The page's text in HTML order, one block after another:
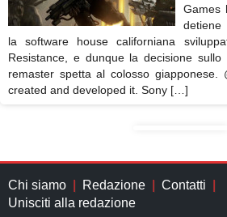
Games
la software house californiana
Resistance, e dunque la decisione sullo
remaster spetta al colosso giapponese.
created and developed it. Sony […]
Chi siamo Redazione
Contatti
Unisciti alla redazione